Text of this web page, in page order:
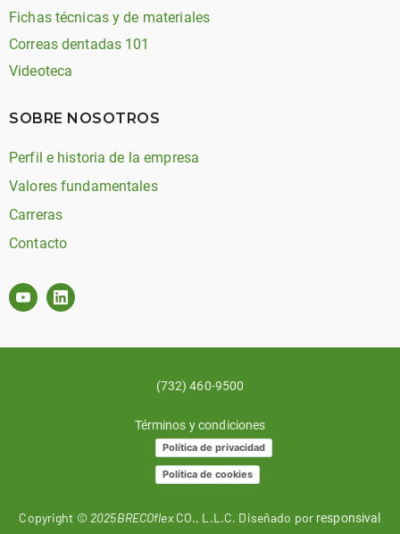
Fichas técnicas y de materiales
Correas dentadas 101
Videoteca
SOBRE NOSOTROS
Perfil e historia de la empresa
Valores fundamentales
Carreras
Contacto
(732) 460-9500
Términos y condiciones
Política de privacidad
Política de cookies
Copyright © 2025BRECOflexCO., L.L.C. Diseñado por responsival